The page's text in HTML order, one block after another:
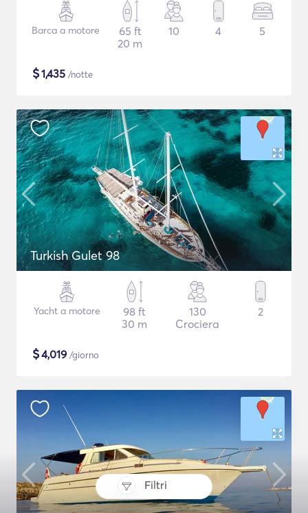
Filtri
Barca a motore
65 ft
20 m
10 4 5
$1,435 /notte
Turkish Gulet 98
Yacht a motore
98 ft
30 m
130
Crociera
2
$4,019 /giorno